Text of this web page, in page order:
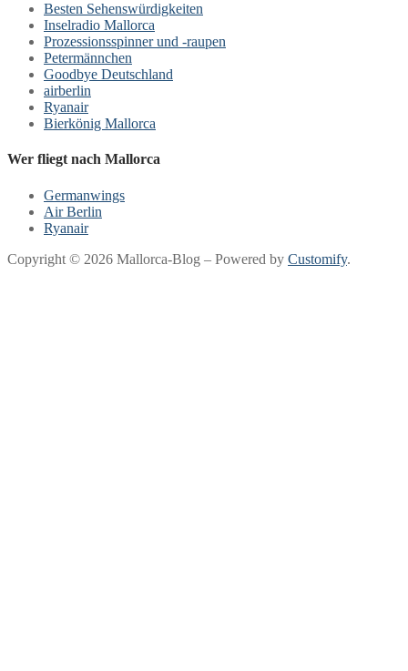
Besten Sehenswürdigkeiten
Inselradio Mallorca
Prozessionsspinner und -raupen
Petermännchen
Goodbye Deutschland
airberlin
Ryanair
Bierkönig Mallorca
Wer fliegt nach Mallorca
Germanwings
Air Berlin
Ryanair
Copyright © 2026 Mallorca-Blog – Powered by Customify.